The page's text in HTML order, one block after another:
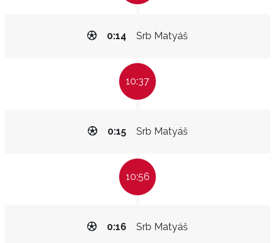
Srb Matyáš
0:14
10:37
Srb Matyáš
0:15
10:56
Srb Matyáš
0:16